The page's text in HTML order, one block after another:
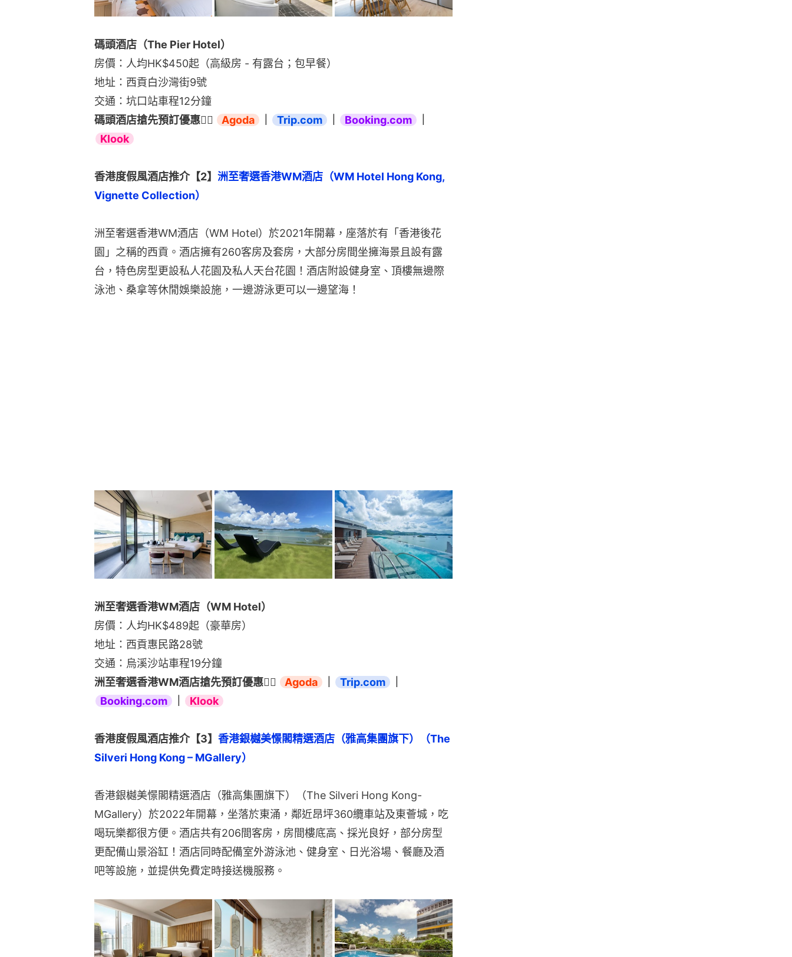
碼頭酒店（The Pier Hotel）
房價：人均HK$450起（高級房 - 有露台；包早餐）
地址：西貢白沙灣街9號
交通：坑口站車程12分鐘
碼頭酒店搶先預訂優惠👉🏻
Agoda Trip.com Booking.com
Klook
香港度假風酒店推介【2】 洲至奢選香港WM酒店（WM Hotel Hong Kong,
Vignette Collection）
洲至奢選香港WM酒店（WM Hotel）於2021年開幕，座落於有「香港後花
園」之稱的西貢。酒店擁有260客房及套房，大部分房間坐擁海景且設有露
台，特色房型更設私人花園及私人天台花園！酒店附設健身室、頂樓無邊際
泳池、桑拿等休閒娛樂設施，一邊游泳更可以一邊望海！
洲至奢選香港WM酒店（WM Hotel）
房價：人均HK$489起（豪華房）
地址：西貢惠民路28號
交通：烏溪沙站車程19分鐘
洲至奢選香港WM酒店搶先預訂優惠👉🏻
Agoda Trip.com
Booking.com
Klook
香港度假風酒店推介【3】 香港銀樾美憬閣精選酒店（雅高集團旗下）（The
Silveri Hong Kong – MGallery）
香港銀樾美憬閣精選酒店（雅高集團旗下）（The Silveri Hong Kong-
MGallery）於2022年開幕，坐落於東涌，鄰近昂坪360纜車站及東薈城，吃
喝玩樂都很方便。酒店共有206間客房，房間樓底高、採光良好，部分房型
更配備山景浴缸！酒店同時配備室外游泳池、健身室、日光浴場、餐廳及酒
吧等設施，並提供免費定時接送機服務。